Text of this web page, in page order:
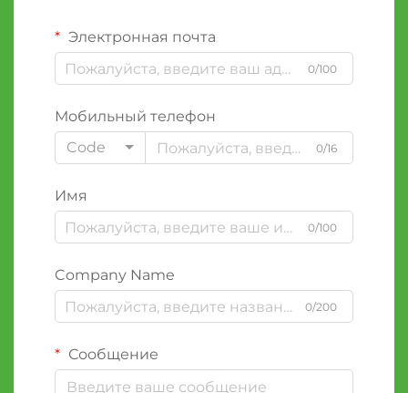
Электронная почта
0/100
Мобильный телефон
Code
0/16
Имя
0/100
Company Name
0/200
Сообщение